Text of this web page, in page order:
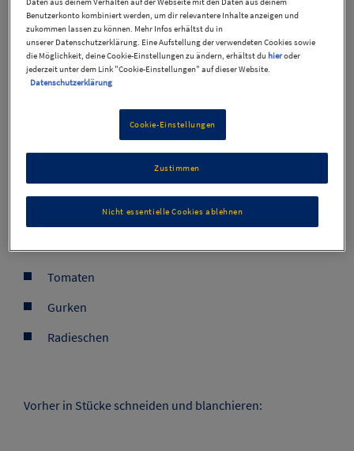
Klassisches Gemüse geht immer! Achte nur darauf, das
Gemüse vor dem Verzehr gründlich zu waschen und
trocken zu tupfen. Einige Gemüsesorten sollten vorab
blan-chiert werden, wie z.B. Brokkoli.
Champignons
Paprika
Auberginen
Zucchini
Tomaten
Gurken
Radieschen
Vorher in Stücke schneiden und blanchieren:
Benutzerkonto kombiniert werden, um dir relevantere Inhalte anzeigen und
zukommen lassen zu können. Mehr Infos erhältst du in
unserer Datenschutzerklärung. Eine Aufstellung der verwendeten Cookies sowie
die Möglichkeit, deine Cookie-Einstellungen zu ändern, erhältst du hieroder
jederzeit unter dem Link "Cookie-Einstellungen" auf dieser Website.
Datenschutzerklärung
Cookie-Einstellungen
Nicht essentielle Cookies ablehnen
Zustimmen